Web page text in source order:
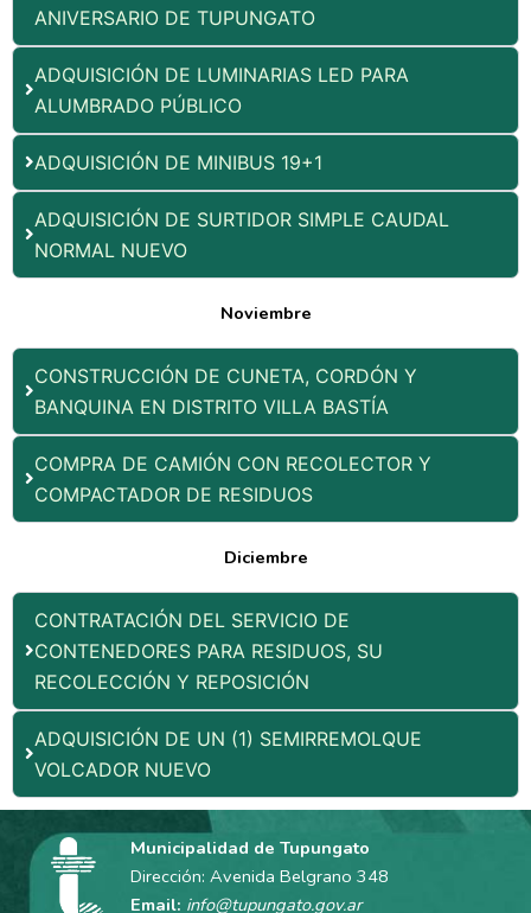
ANIVERSARIO DE TUPUNGATO
ADQUISICIÓN DE LUMINARIAS LED PARA
ALUMBRADO PÚBLICO
ADQUISICIÓN DE MINIBUS 19+1
ADQUISICIÓN DE SURTIDOR SIMPLE CAUDAL
NORMAL NUEVO
Noviembre
CONSTRUCCIÓN DE CUNETA, CORDÓN Y
BANQUINA EN DISTRITO VILLA BASTÍA
COMPRA DE CAMIÓN CON RECOLECTOR Y
COMPACTADOR DE RESIDUOS
Diciembre
CONTRATACIÓN DEL SERVICIO DE
CONTENEDORES PARA RESIDUOS, SU
RECOLECCIÓN Y REPOSICIÓN
ADQUISICIÓN DE UN (1) SEMIRREMOLQUE
VOLCADOR NUEVO
Municipalidad de Tupungato
Dirección: Avenida Belgrano 348
Email: info@tupungato.gov.ar